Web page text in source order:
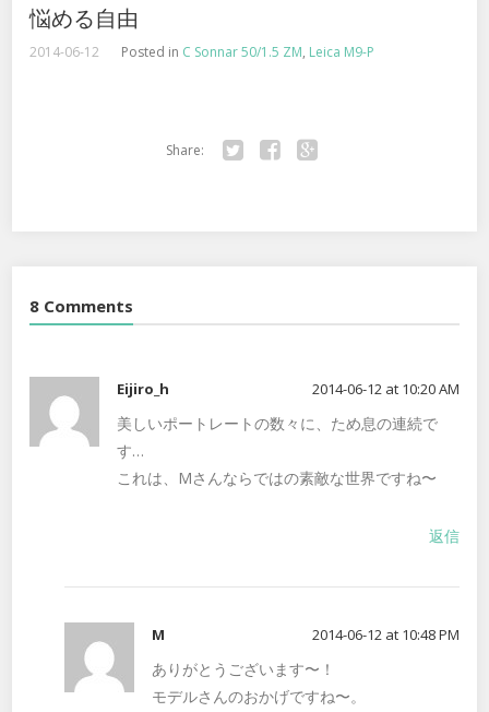
悩める自由
2014-06-12 Posted in C Sonnar 50/1.5 ZM, Leica M9-P
Share:
8 Comments
Eijiro_h 2014-06-12 at 10:20 AM
美しいポートレートの数々に、ため息の連続で
す…
これは、Mさんならではの素敵な世界ですね〜
返信
M 2014-06-12 at 10:48 PM
ありがとうございます〜！
モデルさんのおかげですね〜。